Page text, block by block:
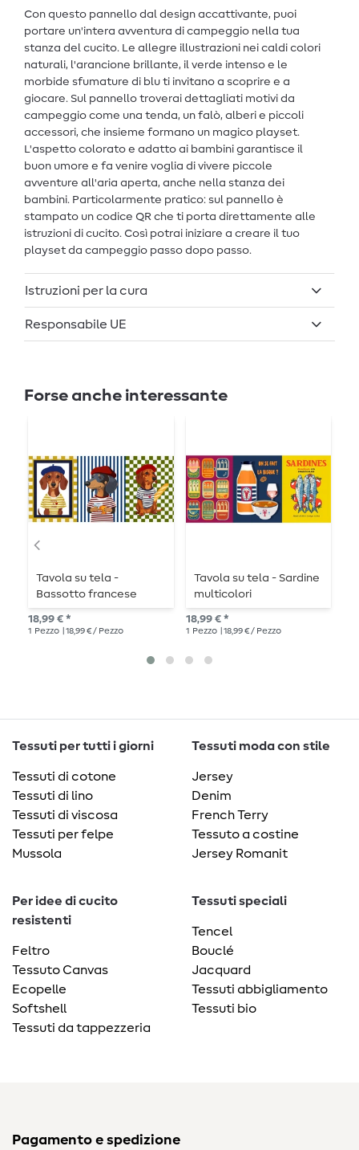
Con questo pannello dal design accattivante, puoi
portare un'intera avventura di campeggio nella tua
stanza del cucito. Le allegre illustrazioni nei caldi colori
naturali, l'arancione brillante, il verde intenso e le
morbide sfumature di blu ti invitano a scoprire e a
giocare. Sul pannello troverai dettagliati motivi da
campeggio come una tenda, un falò, alberi e piccoli
accessori, che insieme formano un magico playset.
L'aspetto colorato e adatto ai bambini garantisce il
buon umore e fa venire voglia di vivere piccole
avventure all'aria aperta, anche nella stanza dei
bambini. Particolarmente pratico: sul pannello è
stampato un codice QR che ti porta direttamente alle
istruzioni di cucito. Così potrai iniziare a creare il tuo
playset da campeggio passo dopo passo.
Istruzioni per la cura
Responsabile UE
Forse anche interessante
Tavola su tela -
Bassotto francese
multicolore
18,99 € *
1 Pezzo | 18,99 € / Pezzo
Tavola su tela - Sardine
multicolori
18,99 € *
1 Pezzo | 18,99 € / Pezzo
Tessuti per tutti i giorni
Tessuti di cotone
Tessuti di lino
Tessuti di viscosa
Tessuti per felpe
Mussola
Tessuti moda con stile
Jersey
Denim
French Terry
Tessuto a costine
Jersey Romanit
Per idee di cucito
resistenti
Feltro
Tessuto Canvas
Ecopelle
Softshell
Tessuti da tappezzeria
Tessuti speciali
Tencel
Bouclé
Jacquard
Tessuti abbigliamento
Tessuti bio
Pagamento e spedizione